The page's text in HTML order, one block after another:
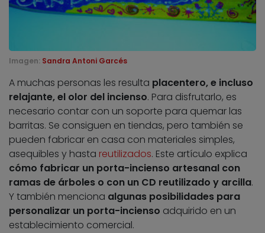
Imagen: Sandra Antoni Garcés
A muchas personas les resulta placentero, e incluso
relajante, el olor del incienso. Para disfrutarlo, es
necesario contar con un soporte para quemar las
barritas. Se consiguen en tiendas, pero también se
pueden fabricar en casa con materiales simples,
asequibles y hasta reutilizados. Este artículo explica
cómo fabricar un porta-incienso artesanal con
ramas de árboles o con un CD reutilizado y arcilla.
Y también menciona algunas posibilidades para
personalizar un porta-incienso adquirido en un
establecimiento comercial.